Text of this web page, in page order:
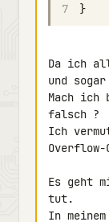
7
}
Da ich
und
Mach ich
falsch ?
Ich
Es geht
tut.
In